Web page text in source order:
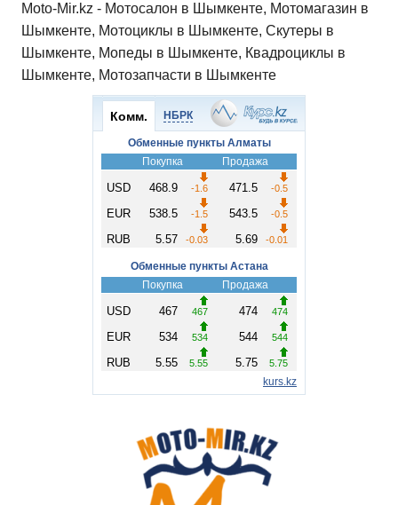
Moto-Mir.kz - Мотосалон в Шымкенте, Мотомагазин в
Шымкенте, Мотоциклы в Шымкенте, Скутеры в
Шымкенте, Мопеды в Шымкенте, Квадроциклы в
Шымкенте, Мотозапчасти в Шымкенте